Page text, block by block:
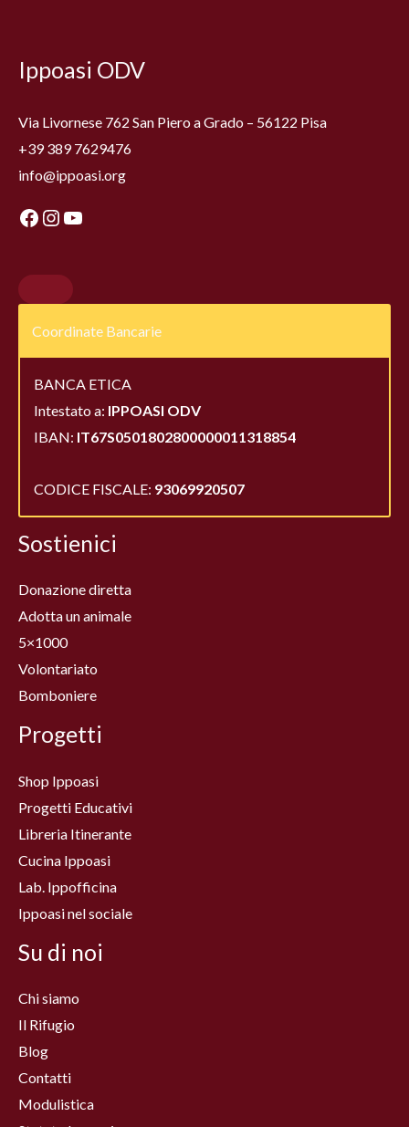
Ippoasi ODV
Via Livornese 762 San Piero a Grado – 56122 Pisa
+39 389 7629476
info@ippoasi.org
Coordinate Bancarie
BANCA ETICA
Intestato a: IPPOASI ODV
IBAN: IT67S0501802800000011318854
CODICE FISCALE: 93069920507
Sostienici
Donazione diretta
Adotta un animale
5×1000
Volontariato
Bomboniere
Progetti
Shop Ippoasi
Progetti Educativi
Libreria Itinerante
Cucina Ippoasi
Lab. Ippofficina
Ippoasi nel sociale
Su di noi
Chi siamo
Il Rifugio
Blog
Contatti
Modulistica